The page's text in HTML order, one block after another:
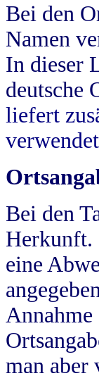
Bei den
Namen
In dieser
deutsche
liefert
Bei den
Herkunft.
eine
man aber